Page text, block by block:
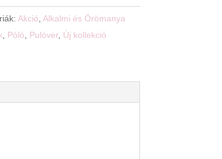
Akció Alkalmi és Örömanya
Póló Pulóver, Új kollekció